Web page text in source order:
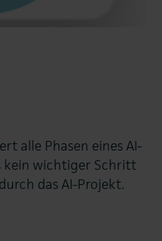
alle Phasen eines AI-
kein wichtiger Schritt
das AI-Projekt.